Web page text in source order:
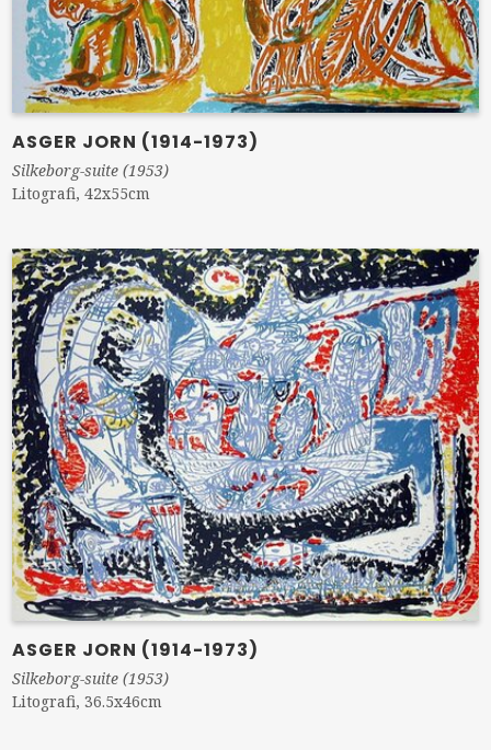
ASGER JORN (1914-1973)
Silkeborg-suite (1953)
Litografi, 42x55cm
ASGER JORN (1914-1973)
Silkeborg-suite (1953)
Litografi, 36.5x46cm